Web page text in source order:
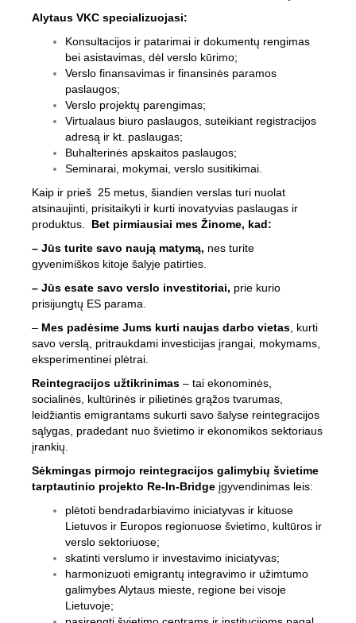
Alytaus VKC specializuojasi:
Konsultacijos ir patarimai ir dokumentų rengimas
bei asistavimas, dėl verslo kūrimo;
Verslo finansavimas ir finansinės paramos
paslaugos;
Verslo projektų parengimas;
Virtualaus biuro paslaugos, suteikiant registracijos
adresą ir kt. paslaugas;
Buhalterinės apskaitos paslaugos;
Seminarai, mokymai, verslo susitikimai.
Kaip ir prieš 25 metus, šiandien verslas turi nuolat
atsinaujinti, prisitaikyti ir kurti inovatyvias paslaugas ir
produktus. Bet pirmiausiai mes Žinome, kad:
– Jūs turite savo naują matymą, nes turite
gyvenimiškos kitoje šalyje patirties.
– Jūs esate savo verslo investitoriai, prie kurio
prisijungtų ES parama.
– Mes padėsime Jums kurti naujas darbo vietas , kurti
savo verslą, pritraukdami investicijas įrangai, mokymams,
eksperimentinei plėtrai.
Reintegracijos užtikrinimas – tai ekonominės,
socialinės, kultūrinės ir pilietinės grąžos tvarumas,
leidžiantis emigrantams sukurti savo šalyse reintegracijos
sąlygas, pradedant nuo švietimo ir ekonomikos sektoriaus
įrankių.
Sėkmingas pirmojo reintegracijos galimybių švietime
tarptautinio projekto Re-In-Bridge įgyvendinimas leis:
plėtoti bendradarbiavimo iniciatyvas ir kituose
Lietuvos ir Europos regionuose švietimo, kultūros ir
verslo sektoriuose;
skatinti verslumo ir investavimo iniciatyvas;
harmonizuoti emigrantų integravimo ir užimtumo
galimybes Alytaus mieste, regione bei visoje
Lietuvoje;